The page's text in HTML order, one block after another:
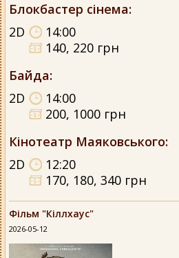
Блокбастер сінема:
2D
14:00
140, 220 грн
Байда:
2D
14:00
200, 1000 грн
Кінотеатр Маяковського:
2D
12:20
170, 180, 340 грн
Фільм "Кіллхаус"
2026-05-12